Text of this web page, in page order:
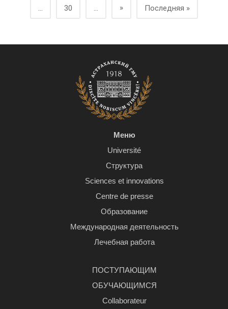
... 30 ... » Последняя »
Меню
Université
Структура
Sciences et innovations
Centre de presse
Образование
Международная деятельность
Лечебная работа
ПОСТУПАЮЩИМ
ОБУЧАЮЩИМСЯ
Сollaborateur